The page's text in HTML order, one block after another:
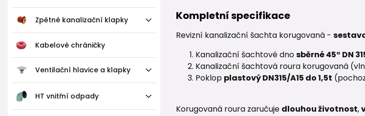
Zpětné kanalizační klapky
Kabelové chráničky
Ventilační hlavice a klapky
HT vnitřní odpady
Kompletní specifikace
Revizní kanalizační šachta korugovaná -
Kanalizační šachtové dnosběrné 45° DN
Kanalizační šachtová roura korugovaná
Poklop plastový DN315/A15 do 1,5t
Korugovaná roura zaručuje dlouhou životnost,